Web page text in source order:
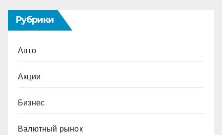
Рубрики
Авто
Акции
Бизнес
Валютный рынок